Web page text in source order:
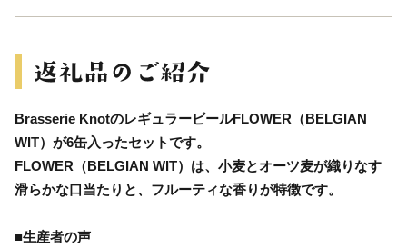
Brasserie KnotのレギュラービールFLOWER（BELGIAN
WIT）が6缶入ったセットです。
FLOWER（BELGIAN WIT）は、小麦とオーツ麦が織りなす
滑らかな口当たりと、フルーティな香りが特徴です。
■生産者の声